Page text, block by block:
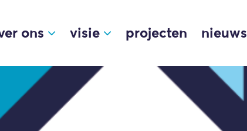
ons visie projecten nieuws